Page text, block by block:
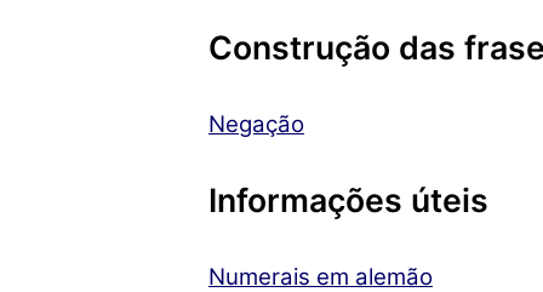
Construção das
Negação
Informações úteis
Numerais em alemão